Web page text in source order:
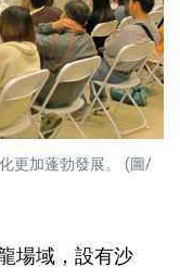
更加蓬勃發展。 (圖/
場域，設有沙